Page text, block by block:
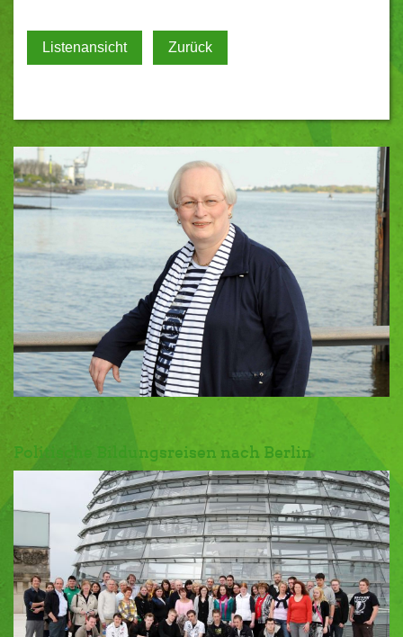
Listenansicht Zurück
Politische Bildungsreisen nach Berlin